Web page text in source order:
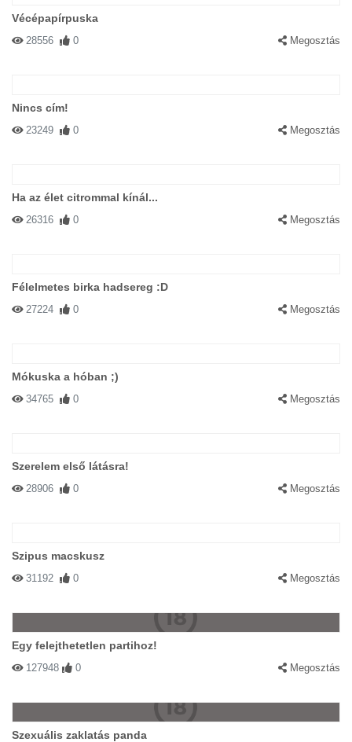
Vécépapírpuska
28556 0 Megosztás
Nincs cím!
23249 0 Megosztás
Ha az élet citrommal kínál...
26316 0 Megosztás
Félelmetes birka hadsereg :D
27224 0 Megosztás
Mókuska a hóban ;)
34765 0 Megosztás
Szerelem első látásra!
28906 0 Megosztás
Szipus macskusz
31192 0 Megosztás
Egy felejthetetlen partihoz!
127948 0 Megosztás
Szexuális zaklatás panda